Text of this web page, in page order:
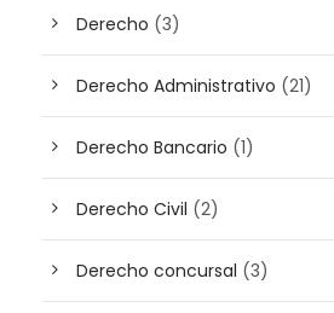
Derecho (3)
Derecho Administrativo (21)
Derecho Bancario (1)
Derecho Civil (2)
Derecho concursal (3)